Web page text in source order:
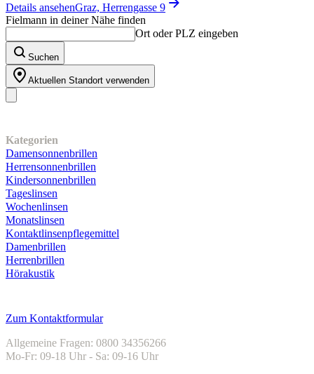
Details ansehenGraz, Herrengasse 9
Fielmann in deiner Nähe finden
Ort oder PLZ eingeben
Suchen
Aktuellen Standort verwenden
Kategorien
Damensonnenbrillen
Herrensonnenbrillen
Kindersonnenbrillen
Tageslinsen
Wochenlinsen
Monatslinsen
Kontaktlinsenpflegemittel
Damenbrillen
Herrenbrillen
Hörakustik
Zum Kontaktformular
Allgemeine Fragen: 0800 34356266
Mo-Fr: 09-18 Uhr - Sa: 09-16 Uhr